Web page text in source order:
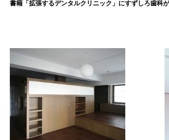
書籍「拡張するデンタルクリニック」にすずしろ歯科